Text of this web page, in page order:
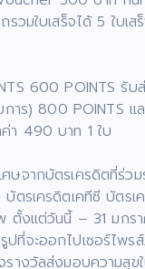
วมใบเสร็จได้ 5 ใบเส
600 POINTS รับ
การ) 800 POINTS
า 490 บาท 1 ใบ
จากบัตรเครดิตที่ร่ว
บัตรเครดิตเคทีซี บัตร
ตั้งแต่วันนี้ – 31 มกร
ที่จะออกไปเซอร์ไพร
รางวัลส่งมอบความสุข